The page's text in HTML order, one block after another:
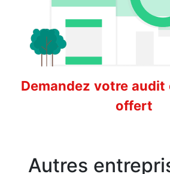
Demandez votre
offert
Autres